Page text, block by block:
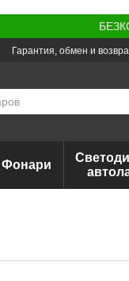
Гарантия, обмен и
Фонари